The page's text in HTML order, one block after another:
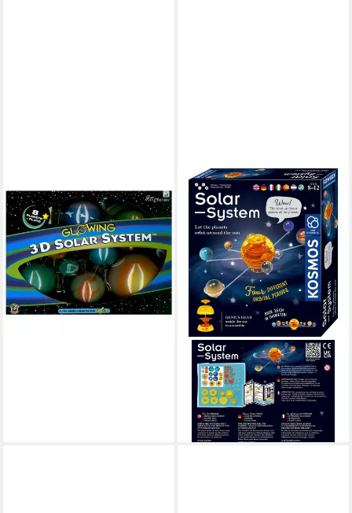
Spiel 3D Solar System
ab 29,90 €
lieferbar - in 2-3 Werktagen bei dir
KOSMOS
Experimentierkasten Orbiting
Solar System
32,00 €
lieferbar - in 3-4 Werktagen bei dir